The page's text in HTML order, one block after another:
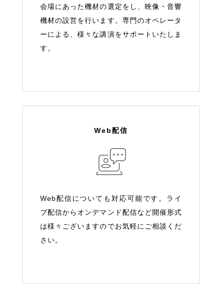
会場にあった機材の選定をし、映像・音響
機材の設営を行います。専門のオペレータ
ーによる、様々な講演をサポートいたしま
す。
Web配信
Web配信についても対応可能です。ライ
ブ配信からオンデマンド配信など開催形式
は様々ございますのでお気軽にご相談くだ
さい。